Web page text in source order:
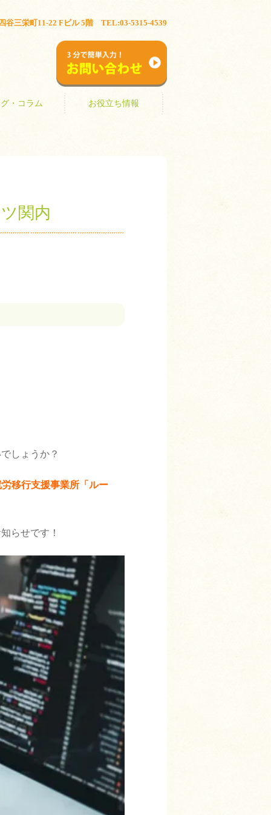
谷三栄町11-22 Fビル 5階 TEL:03-5315-4539
・コラム お役立ち情報
関内
しょうか？
移行支援事業所「ルー
らせです！